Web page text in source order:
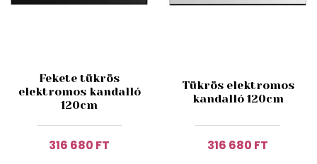
Fekete tükrös
elektromos kandalló
120cm
316 680 FT
Tükrös elektromos
kandalló 120cm
316 680 FT